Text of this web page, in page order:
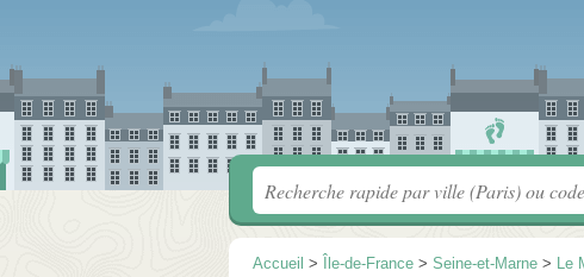
Accueil > Île-de-France > Seine-et-Marne > Le